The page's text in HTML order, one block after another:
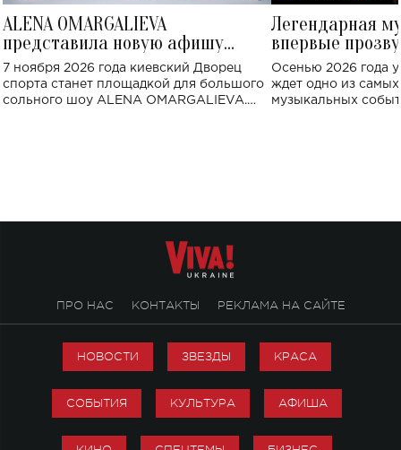
ALENA OMARGALIEVA
представила новую афишу
большого концерта во Дворце
спорта
7 ноября 2026 года киевский Дворец
спорта станет площадкой для большого
сольного шоу ALENA OMARGALIEVA.
Легендарная
впервые
Украине: где
Осенью 2026 года
ждет одно из
музыкальных
ПРО НАС КОНТАКТЫ РЕКЛАМА НА САЙТЕ
НОВОСТИ ЗВЕЗДЫ КРАСА
СОБЫТИЯ КУЛЬТУРА АФИША